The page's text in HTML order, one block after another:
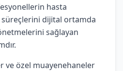
hasta
süreçlerini dijital ortamda
sağlayan
ve özel muayenehaneler